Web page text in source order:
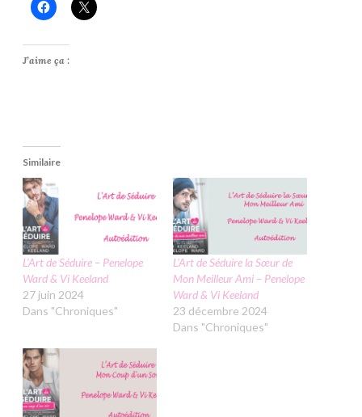
J’aime ça :
Similaire
L’Art de Séduire – Penelope
Ward & Vi Keeland
27 juin 2024
Dans "Chroniques"
L’Art de Séduire la Sœur de
Mon Meilleur Ami – Penelope
Ward & Vi Keeland
23 décembre 2024
Dans "Chroniques"